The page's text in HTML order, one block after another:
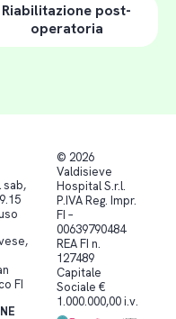
Riabilitazione post-
operatoria
© 2026
Valdisieve
Hospital S.r.l.
P.IVA Reg. Impr.
FI –
00639790484
REA FI n.
127489
Capitale
Sociale €
1.000.000,00 i.v.
sab,
FI